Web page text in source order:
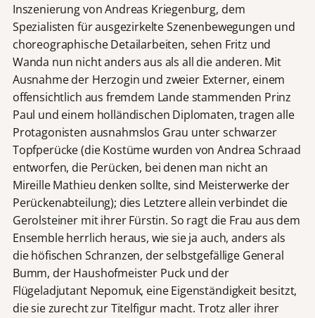
Inszenierung von Andreas Kriegenburg, dem
Spezialisten für ausgezirkelte Szenenbewegungen und
choreographische Detailarbeiten, sehen Fritz und
Wanda nun nicht anders aus als all die anderen. Mit
Ausnahme der Herzogin und zweier Externer, einem
offensichtlich aus fremdem Lande stammenden Prinz
Paul und einem holländischen Diplomaten, tragen alle
Protagonisten ausnahmslos Grau unter schwarzer
Topfperücke (die Kostüme wurden von Andrea Schraad
entworfen, die Perücken, bei denen man nicht an
Mireille Mathieu denken sollte, sind Meisterwerke der
Perückenabteilung); dies Letztere allein verbindet die
Gerolsteiner mit ihrer Fürstin. So ragt die Frau aus dem
Ensemble herrlich heraus, wie sie ja auch, anders als
die höfischen Schranzen, der selbstgefällige General
Bumm, der Haushofmeister Puck und der
Flügeladjutant Nepomuk, eine Eigenständigkeit besitzt,
die sie zurecht zur Titelfigur macht. Trotz aller ihrer